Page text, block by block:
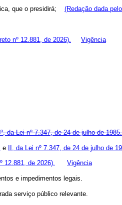
que o presidirá; (Redação dada
nº 12.881, de 2026). Vigência
da Lei nº 7.347, de 24 de julho de 1985.
e II, da Lei nº 7.347, de 24 de julho de
12.881, de 2026). Vigência
e impedimentos legais.
serviço público relevante.